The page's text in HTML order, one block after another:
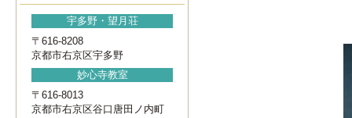
宇多野・望月荘
〒616-8208
京都市右京区宇多野
妙心寺教室
〒616-8013
京都市右京区谷口唐田ノ内町